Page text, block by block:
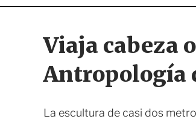
e
Viaja cabeza
Antropología
La escultura de casi dos